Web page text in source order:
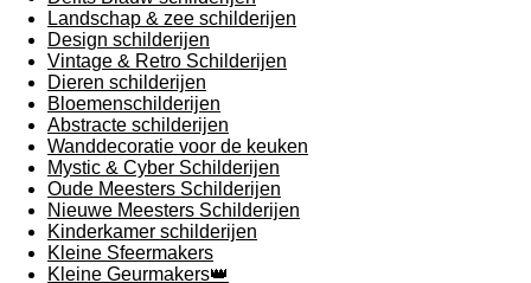
Landschap & zee schilderijen
Design schilderijen
Vintage & Retro Schilderijen
Dieren schilderijen
Bloemenschilderijen
Abstracte schilderijen
Wanddecoratie voor de keuken
Mystic & Cyber Schilderijen
Oude Meesters Schilderijen
Nieuwe Meesters Schilderijen
Kinderkamer schilderijen
Kleine Sfeermakers
Kleine Geurmakers👑